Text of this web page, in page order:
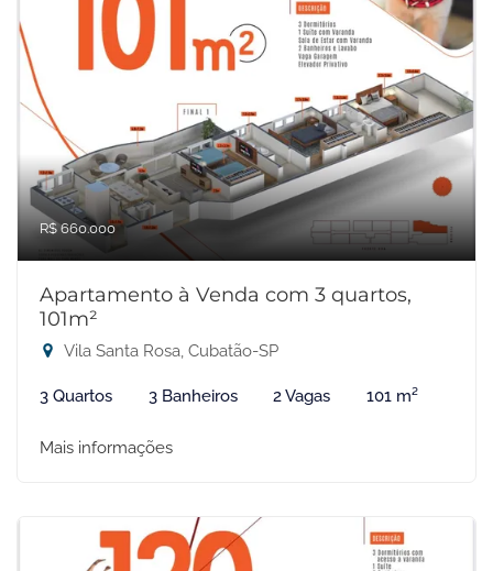
R$ 660.000
Apartamento à Venda com 3 quartos,
101m²
Vila Santa Rosa, Cubatão-SP
3 Quartos 3 Banheiros 2 Vagas 101 m²
Mais informações